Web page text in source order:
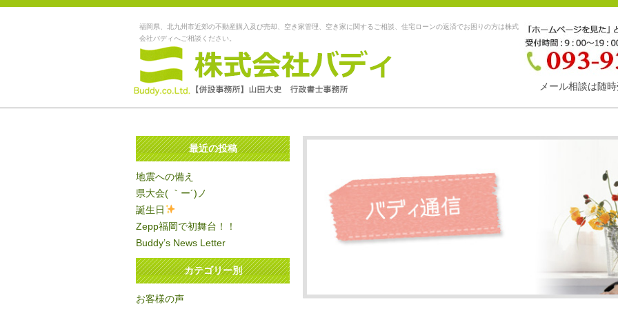
福岡県、北九州市近郊の不動産購入及び売却、空き家管理、空き家に関するご相談、住宅ローンの返済でお困りの方は株式
会社バディへご相談ください。
メール相談は随
最近の投稿
地震への備え
県大会( ｀ー´)ノ
誕生日
Zepp福岡で初舞台！！
Buddy’s News Letter
カテゴリー別
お客様の声